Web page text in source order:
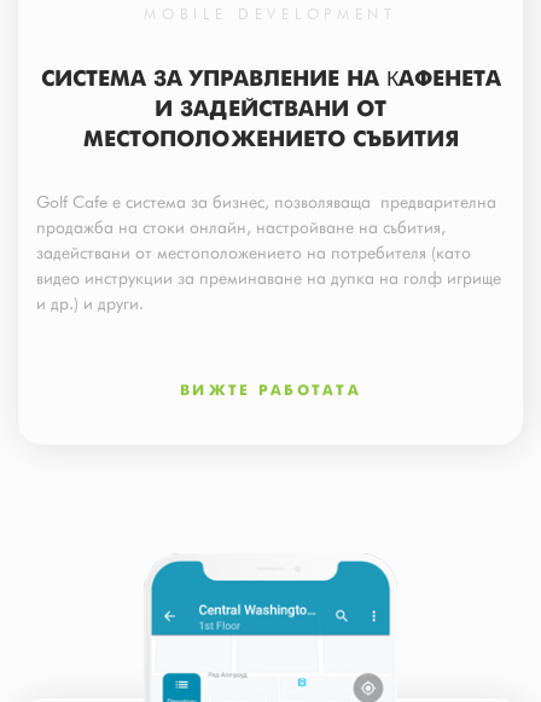
MOBILE DEVELOPMENT
СИСТЕМА ЗА УПРАВЛЕНИЕ НА КАФЕНЕТА
И ЗАДЕЙСТВАНИ ОТ
МЕСТОПОЛОЖЕНИЕТО СЪБИТИЯ
Golf Cafe е система за бизнес, позволяваща предварителна
продажба на стоки онлайн, настройване на събития,
задействани от местоположението на потребителя (като
видео инструкции за преминаване на дупка на голф игрище
и др.) и други.
ВИЖТЕ РАБОТАТА